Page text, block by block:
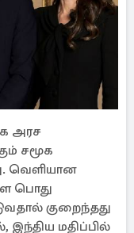
அரச
சமூக
வெளியான
பொது
குறைந்தது
இந்திய மதிப்பில்